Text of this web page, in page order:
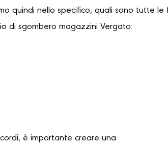
quindi nello specifico, quali sono tutte le
di sgombero magazzini Vergato:
è importante creare una